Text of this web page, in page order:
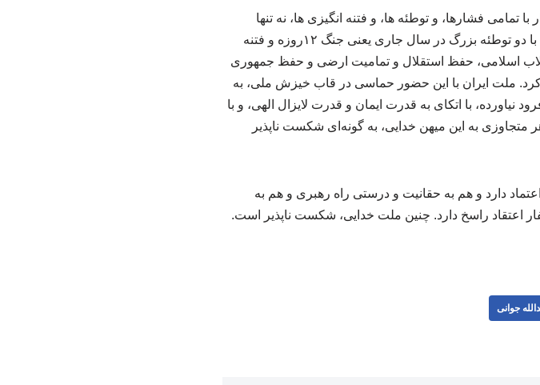
فشارها، و توطئه ها، و فتنه انگیزی ها، نه تنها
نتوانست اراده مقاومت و ایستادگی ملت ایران را بشکند؛ بلکه با دو توطئه بزرگ در سال جاری یعنی جنگ ۱۲روزه و فتنه
اسلامی، حفظ استقلال و تمامیت ارضی و حفظ جمهوری
کرد. ملت ایران با این حضور حماسی در قاب خیزش ملی، به
نیاورده، با اتکای به قدرت ایمان و قدرت لایزال الهی، و با
متجاوزی به این میهن خدایی، به گونه‌ای شکست ناپذیر
دارد و هم به حقانیت و درستی راه رهبری و هم به
اعتقاد راسخ دارد. چنین ملت خدایی، شکست ناپذیر است.
جوانی